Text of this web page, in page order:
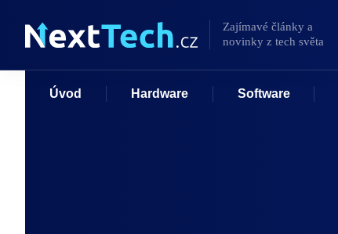
Úvod Hardware Software